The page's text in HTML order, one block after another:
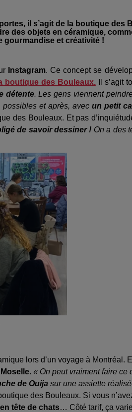
il s’agit de la boutique des
des objets en céramique,
gourmandise et créativité !
Instagram. Ce concept se
boutique des Bouleaux.
Il s’agit
détente. Les gens viennent
possibles et après, avecun petit
des Bouleaux. Et pas
de savoir dessiner ! On a des
lors d’un voyage à Montréal.
Moselle. « On peut vraiment faire ce
de Ouija sur une assiette
des Bouleaux. Si vous
tête de chats… Côté tarif, ça